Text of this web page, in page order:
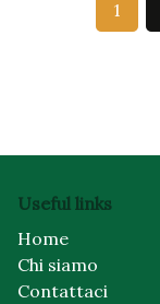
1
Useful links
Home
Chi siamo
Contattaci